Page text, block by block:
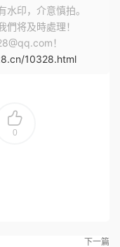
印，介意慎拍。
将及時處理！
！
10328.html
0
下一篇